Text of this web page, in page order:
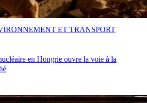
en Hongrie ouvre la voie à la
ET TRANSPORT